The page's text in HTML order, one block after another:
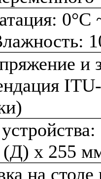
и
(Д) x 255
на